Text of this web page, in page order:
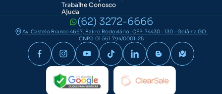
Trabalhe Conosco
Ajuda
(62) 3272-6666
Av. Castelo Branco 4667, Bairro Rodoviário CEP: 74430 - 130 - Goiânia GO.
CNPJ: 01.561.794/0001-25